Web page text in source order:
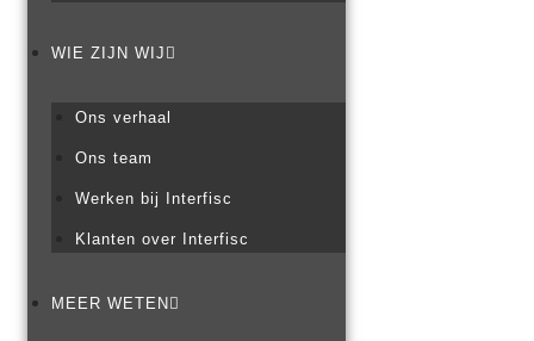
WIE ZIJN WIJ
Ons verhaal
Ons team
Werken bij Interfisc
Klanten over Interfisc
MEER WETEN